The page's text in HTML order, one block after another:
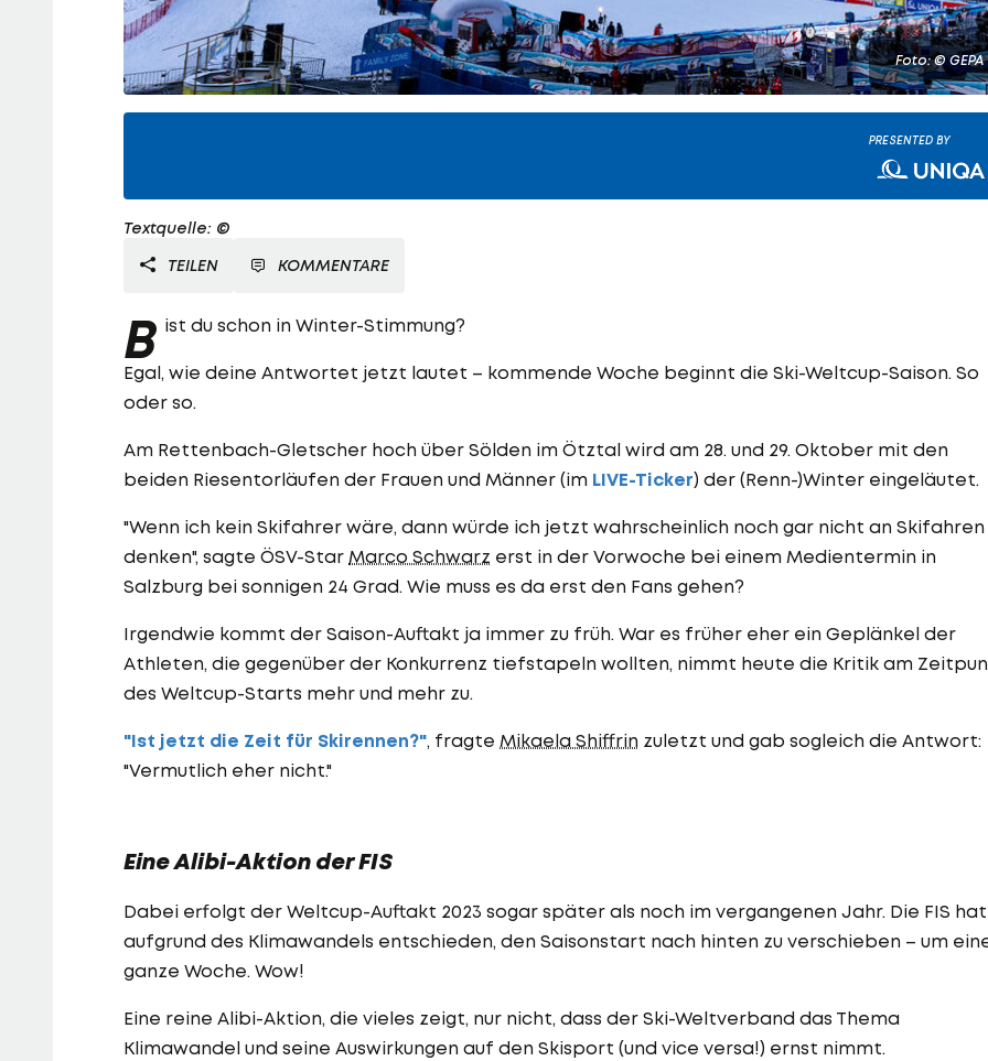
Foto: © GEPA
PRESENTED BY
Textquelle: ©
TEILEN
KOMMENTARE
B ist du schon in Winter-Stimmung?
Egal, wie deine Antwortet jetzt lautet – kommende Woche beginnt die Ski-Weltcup-Saison. So
oder so.
Am Rettenbach-Gletscher hoch über Sölden im Ötztal wird am 28. und 29. Oktober mit den
beiden Riesentorläufen der Frauen und Männer (im LIVE-Ticker) der (Renn-)Winter eingeläutet.
"Wenn ich kein Skifahrer wäre, dann würde ich jetzt wahrscheinlich noch gar nicht an Skifahren
denken", sagte ÖSV-Star Marco Schwarz erst in der Vorwoche bei einem Medientermin in
Salzburg bei sonnigen 24 Grad. Wie muss es da erst den Fans gehen?
Irgendwie kommt der Saison-Auftakt ja immer zu früh. War es früher eher ein Geplänkel der
Athleten, die gegenüber der Konkurrenz tiefstapeln wollten, nimmt heute die Kritik am
des Weltcup-Starts mehr und mehr zu.
"Ist jetzt die Zeit für Skirennen?", fragte Mikaela Shiffrin zuletzt und gab sogleich die Antwort:
"Vermutlich eher nicht."
Eine Alibi-Aktion der FIS
Dabei erfolgt der Weltcup-Auftakt 2023 sogar später als noch im vergangenen Jahr. Die FIS hat
aufgrund des Klimawandels entschieden, den Saisonstart nach hinten zu verschieben – um
ganze Woche. Wow!
Eine reine Alibi-Aktion, die vieles zeigt, nur nicht, dass der Ski-Weltverband das Thema
Klimawandel und seine Auswirkungen auf den Skisport (und vice versa!) ernst nimmt.